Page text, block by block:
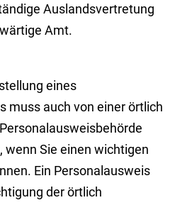
Auslandsvertretung
Amt.
eines
muss auch von einer örtlich
wenn Sie einen wichtigen
Ein Personalausweis
der örtlich